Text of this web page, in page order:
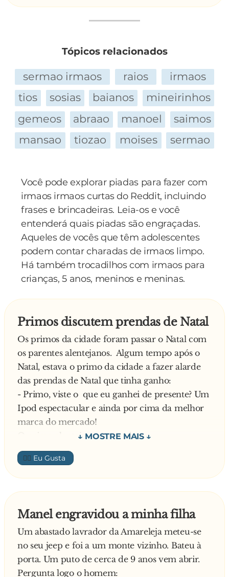
- Padre, lembre-se do salmo 129.
O padre pede-lhe desculpas e continua a
marcha, coloca novamente a mão sobre a perna
- Padre, lembre-se do salmo 129.
O padre desculpa-se e diz: - Perdoe-me, irmã,
mas você sabe que a carne é fraca
Pouco depois chegam ao destino da freira e a
freira desce do carro. O padre segue o caminho
e logo que chega à sua igreja, corre até à Bíblia
ENCONTRARÁ A GLÓRIA”
—
Tópicos relacionados
sermao irmaos raios
irmaos
tios
sosias baianos
mineirinhos
gemeos
abraao manoel
saimos
mansao
tiozao moises sermao
Você pode explorar piadas para fazer com
irmaos irmaos curtas do Reddit, incluindo
frases e brincadeiras. Leia-os e você
entenderá quais piadas são engraçadas.
Aqueles de vocês que têm adolescentes
podem contar charadas de irmaos limpo.
Há também trocadilhos com irmaos para
crianças, 5 anos, meninos e meninas.
Primos discutem prendas de Natal
Os primos da cidade foram passar o Natal com
os parentes alentejanos. Algum tempo após o
Natal, estava o primo da cidade a fazer alarde
das prendas de Natal que tinha ganho:
- Primo, viste o que eu ganhei de presente? Um
Ipod espectacular e ainda por cima da melhor
marca do mercado!
O primo alentejano respondeu:
- Boa primo, muito bom mesmo!
Aí o da cidade perguntou:
- E tu, o que ganhaste?
Responde o alentejano:
Surpreendido, o primo pergunta:
- A sério?! Mas quem te deu?
E o alentejano:
- A minha prima, tua irmã …
Não acreditando o primo:
👍🏼
Manel engravidou a minha filha
Um abastado lavrador da Amareleja meteu-se
no seu jeep e foi a um monte vizinho. Bateu à
porta. Um puto de cerca de 9 anos vem abrir.
Pergunta logo o homem: